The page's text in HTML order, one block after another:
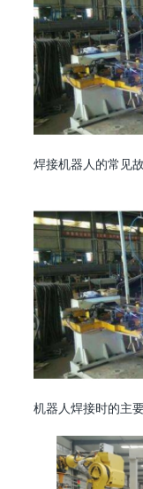
焊接机器人的常见
机器人焊接时的主